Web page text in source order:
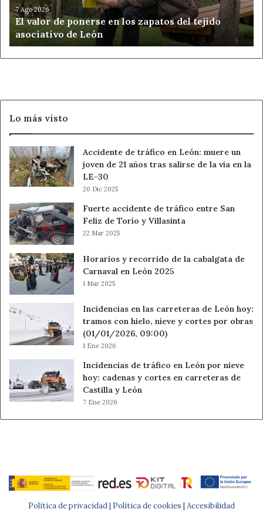
del
tejido
asociativo
de
León
7 Ago 2026
El valor de ponerse en los zapatos del tejido
asociativo de León
Lo más visto
Accidente de tráfico en León: muere un
joven de 21 años tras salirse de la vía en la
LE-30
20 Dic 2025
Fuerte accidente de tráfico entre San
Feliz de Torío y Villasinta
22 Mar 2025
Horarios y recorrido de la cabalgata de
Carnaval en León 2025
1 Mar 2025
Incidencias en las carreteras de León hoy:
tramos con hielo, nieve y cortes por obras
(01/01/2026, 09:00)
1 Ene 2026
Incidencias de tráfico en León por nieve
hoy: cadenas y cortes en carreteras de
Castilla y León
7 Ene 2026
Política de privacidad | Política de cookies | Accesibilidad